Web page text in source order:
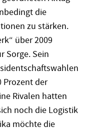
die
zu stärken.
über 2009
Sorge. Sein
Prozent der
Rivalen hatten
noch die Logistik
möchte die